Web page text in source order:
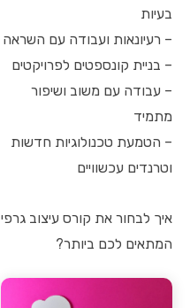
בעיות
– רעיונאות ועבודה עם השראה
– בניית קונספטים לפרויקטים
– עבודה עם משוב ושיפור
מתמיד
– הטמעת טכנולוגיות חדשות
וטרנדים עכשוויים
איך לבחור את קורס עיצוב גרפי
המתאים לכם ביותר?